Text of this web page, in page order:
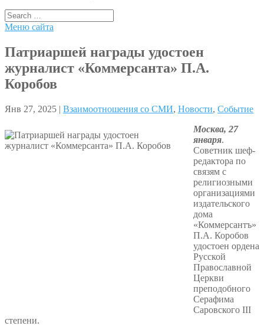
Меню сайта
Патриаршей награды удостоен
журналист «Коммерсанта» П.А.
Коробов
Янв 27, 2025 | Взаимоотношения со СМИ, Новости, Событие
Москва, 27
января.
Советник шеф-
редактора по
связям с
религиозными
организациями
издательского
дома
«Коммерсантъ»
П.А. Коробов
удостоен ордена
Русской
Православной
Церкви
преподобного
Серафима
Саровского III
степени.